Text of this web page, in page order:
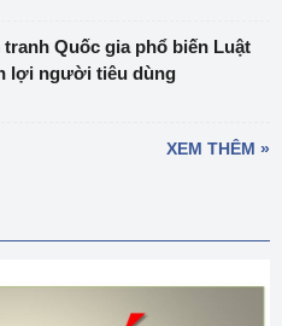
tranh Quốc gia phổ biến Luật
lợi người tiêu dùng
XEM THÊM »